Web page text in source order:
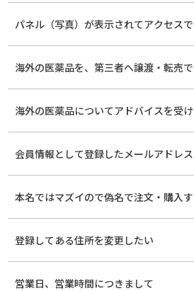
パネル（写真）が表示されてアクセス
海外の医薬品を、第三者へ譲渡・転売
海外の医薬品についてアドバイスを受
会員情報として登録したメールアドレ
本名ではマズイので偽名で注文・購入
登録してある住所を変更したい
営業日、営業時間につきまして